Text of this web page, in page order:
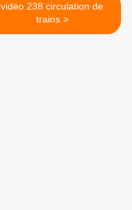
vidéo 238 circulation de
trains >